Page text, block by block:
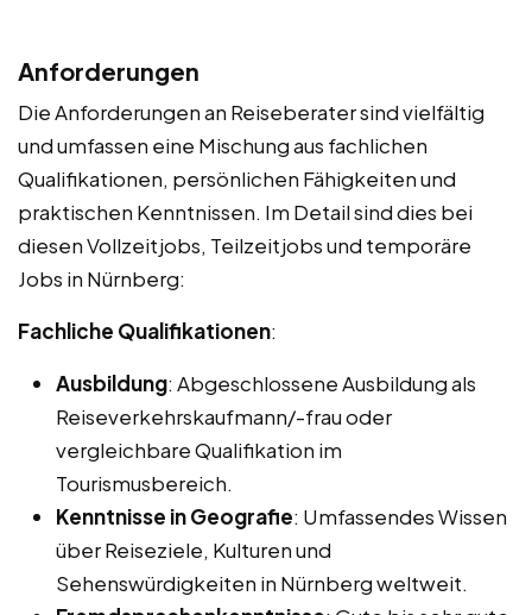
Anforderungen
Die Anforderungen an Reiseberater sind vielfältig
und umfassen eine Mischung aus fachlichen
Qualifikationen, persönlichen Fähigkeiten und
praktischen Kenntnissen. Im Detail sind dies bei
diesen Vollzeitjobs, Teilzeitjobs und temporäre
Jobs in Nürnberg:
Fachliche Qualifikationen:
Ausbildung: Abgeschlossene Ausbildung als
Reiseverkehrskaufmann/-frau oder
vergleichbare Qualifikation im
Tourismusbereich.
Kenntnisse in Geografie: Umfassendes Wissen
über Reiseziele, Kulturen und
Sehenswürdigkeiten in Nürnberg weltweit.